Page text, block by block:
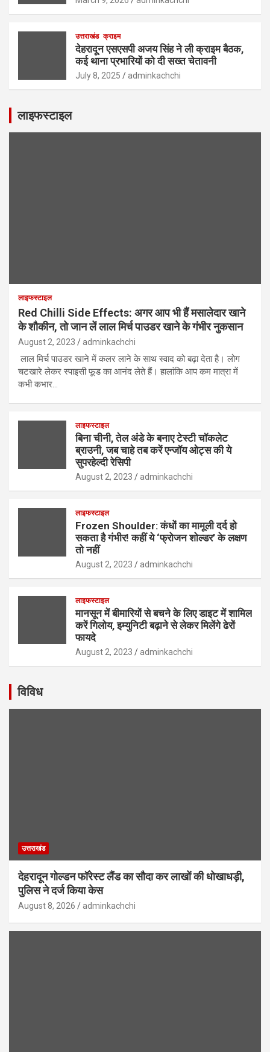
उत्तराखंड क्राइम
देहरादून एसएसपी अजय सिंह ने ली क्राइम बैठक,
कई थाना प्रभारियों को दी सख्त चेतावनी
July 8, 2025 adminkachchi
लाइफस्टाइल
लाइफस्टाइल
Red Chilli Side Effects: अगर आप भी हैं मसालेदार खाने
के शौकीन, तो जान लें लाल मिर्च पाउडर खाने के गंभीर नुकसान
August 2, 2023 adminkachchi
लाल मिर्च पाउडर खाने में कलर लाने के साथ स्वाद को बढ़ा देता है। लोग
चटखारे लेकर स्पाइसी फूड का आनंद लेते हैं। हालांकि आप कम मात्रा में
कभी कभार…
लाइफस्टाइल
बिना चीनी, तेल अंडे के बनाए टेस्टी चॉकलेट
ब्राउनी, जब चाहे तब करें एन्जॉय ओट्स की ये
सुपरहेल्दी रेसिपी
August 2, 2023 adminkachchi
लाइफस्टाइल
Frozen Shoulder: कंधों का मामूली दर्द हो
सकता है गंभीर! कहीं ये ‘फ्रोजन शोल्डर’ के लक्षण
तो नहीं
August 2, 2023 adminkachchi
लाइफस्टाइल
मानसून में बीमारियों से बचने के लिए डाइट में शामिल
करें गिलोय, इम्युनिटी बढ़ाने से लेकर मिलेंगे ढेरों
फायदे
August 2, 2023 adminkachchi
विविध
उत्तराखंड
देहरादून गोल्डन फॉरेस्ट लैंड का सौदा कर लाखों की धोखाधड़ी,
पुलिस ने दर्ज किया केस
August 8, 2026 adminkachchi